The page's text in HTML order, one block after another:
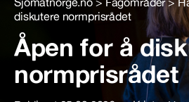
diskutere normprisrådet
Åpen for å
normprisrådet